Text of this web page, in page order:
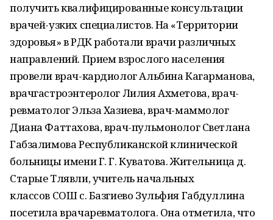
получить квалифицированные консультации
врачей-узких специалистов. На «Территории
здоровья» в РДК работали врачи различных
направлений. Прием взрослого населения
провели врач-кардиолог Альбина Кагарманова,
врачгастроэнтеролог Лилия Ахметова, врач-
ревматолог Эльза Хазиева, врач-маммолог
Диана Фаттахова, врач-пульмонолог Светлана
Габзалимова Республиканской клинической
больницы имени Г. Г. Куватова. Жительница д.
Старые Тлявли, учитель начальных
классов СОШ с. Базгиево Зульфия Габдуллина
посетила врачаревматолога. Она отметила, что